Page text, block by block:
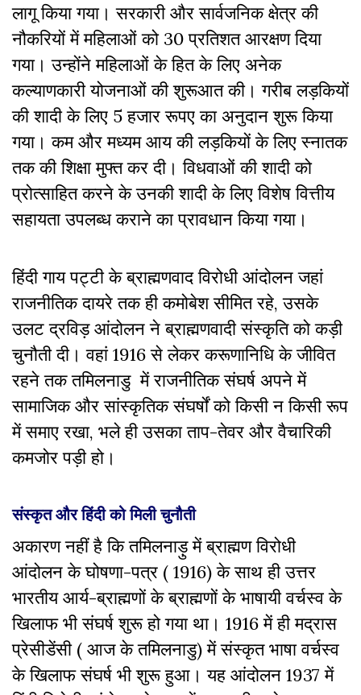
लागू किया गया। सरकारी और सार्वजनिक क्षेत्र की
नौकरियों में महिलाओं को 30 प्रतिशत आरक्षण दिया
गया। उन्होंने महिलाओं के हित के लिए अनेक
कल्याणकारी योजनाओं की शुरूआत की। गरीब लड़कियों
की शादी के लिए 5 हजार रूपए का अनुदान शुरू किया
गया। कम और मध्यम आय की लड़कियों के लिए स्नातक
तक की शिक्षा मुफ्त कर दी। विधवाओं की शादी को
प्रोत्साहित करने के उनकी शादी के लिए विशेष वित्तीय
सहायता उपलब्ध कराने का प्रावधान किया गया।
हिंदी गाय पट्टी के ब्राह्मणवाद विरोधी आंदोलन जहां
राजनीतिक दायरे तक ही कमोबेश सीमित रहे, उसके
उलट द्रविड़ आंदोलन ने ब्राह्मणवादी संस्कृति को कड़ी
चुनौती दी। वहां 1916 से लेकर करूणानिधि के जीवित
रहने तक तमिलनाडु में राजनीतिक संघर्ष अपने में
सामाजिक और सांस्कृतिक संघर्षों को किसी न किसी रूप
में समाए रखा, भले ही उसका ताप-तेवर और वैचारिकी
कमजोर पड़ी हो।
संस्कृत और हिंदी को मिली चुनौती
अकारण नहीं है कि तमिलनाड़ु में ब्राह्मण विरोधी
आंदोलन के घोषणा-पत्र ( 1916) के साथ ही उत्तर
भारतीय आर्य-ब्राह्मणों के ब्राह्मणों के भाषायी वर्चस्व के
खिलाफ भी संघर्ष शुरू हो गया था। 1916 में ही मद्रास
प्रेसीडेंसी ( आज के तमिलनाडु) में संस्कृत भाषा वर्चस्व
के खिलाफ संघर्ष भी शुरू हुआ। यह आंदोलन 1937 में